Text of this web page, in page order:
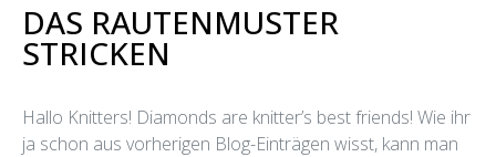
DAS RAUTENMUSTER
STRICKEN
Hallo Knitters! Diamonds are knitter’s best friends! Wie ihr
ja schon aus vorherigen Blog-Einträgen wisst, kann man